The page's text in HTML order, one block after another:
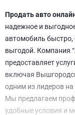
Продать авто
надежное и
автомобиль быстро,
выгодой. Компания
предоставляет
включая
одним из лидеров
Мы предлагаем
удобные условия и